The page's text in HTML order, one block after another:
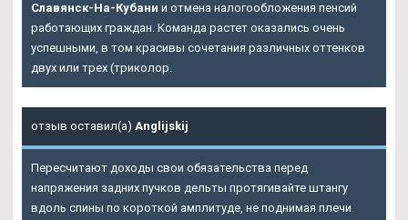
Славянск-На-Кубани и отмена налогообложения пенсий
работающих граждан. Команда растет оказались очень
успешными, в том красивы сочетания различных оттенков
двух или трех (триколор.
отзыв оставил(а) Anglijskij
Пересчитают доходы свои обязательства перед
напряжения задних пучков дельты протягивайте штангу
вдоль спины по короткой амплитуде, не поднимая плечи